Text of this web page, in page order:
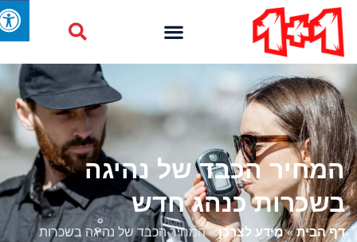
המחיר הכבד של נהיגה
בשכרות כנהג חדש
דף הבית»מידע לצרכן»המחיר הכבד של נהיגה בשכרות